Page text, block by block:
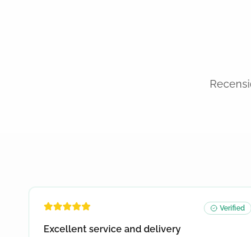
Verified
Excellent service and delivery